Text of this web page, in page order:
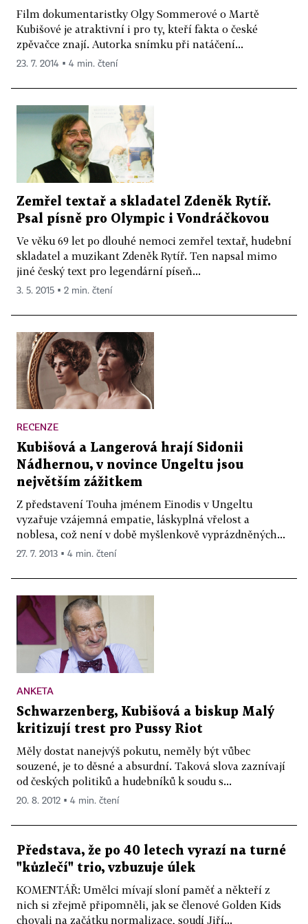
Film dokumentaristky Olgy Sommerové o Martě
Kubišové je atraktivní i pro ty, kteří fakta o české
zpěvačce znají. Autorka snímku při natáčení...
23. 7. 2014 ▪ 4 min. čtení
Zemřel textař a skladatel Zdeněk Rytíř.
Psal písně pro Olympic i Vondráčkovou
Ve věku 69 let po dlouhé nemoci zemřel textař, hudební
skladatel a muzikant Zdeněk Rytíř. Ten napsal mimo
jiné český text pro legendární píseň...
3. 5. 2015 ▪ 2 min. čtení
RECENZE
Kubišová a Langerová hrají Sidonii
Nádhernou, v novince Ungeltu jsou
největším zážitkem
Z představení Touha jménem Einodis v Ungeltu
vyzařuje vzájemná empatie, láskyplná vřelost a
noblesa, což není v době myšlenkově vyprázdněných...
27. 7. 2013 ▪ 4 min. čtení
ANKETA
Schwarzenberg, Kubišová a biskup Malý
kritizují trest pro Pussy Riot
Měly dostat nanejvýš pokutu, neměly být vůbec
souzené, je to děsné a absurdní. Taková slova zaznívají
od českých politiků a hudebníků k soudu s...
20. 8. 2012 ▪ 4 min. čtení
Představa, že po 40 letech vyrazí na turné
"kůzlečí" trio, vzbuzuje úlek
KOMENTÁŘ: Umělci mívají sloní paměť a někteří z
nich si zřejmě připomněli, jak se členové Golden Kids
chovali na začátku normalizace, soudí Jiří...